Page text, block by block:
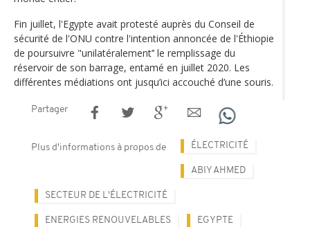
Fin juillet, l'Egypte avait protesté auprès du Conseil de
sécurité de l'ONU contre l'intention annoncée de l'Éthiopie
de poursuivre "unilatéralement’’ le remplissage du
réservoir de son barrage, entamé en juillet 2020. Les
différentes médiations ont jusqu’ici accouché d’une souris.
Partager
Plus d'informations à propos de ÉLECTRICITÉ
ABIY AHMED
SECTEUR DE L'ÉLECTRICITÉ
ENERGIES RENOUVELABLES EGYPTE